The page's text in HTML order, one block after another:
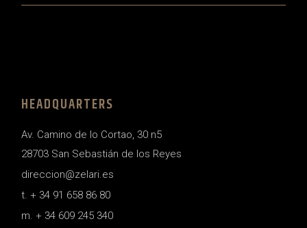
HEADQUARTERS
Av. Camino de lo Cortao, 30 n5
28703 San Sebastián de los Reyes
direccion@zelari.es
t. + 34 91 658 86 80
m. + 34 609 245 340